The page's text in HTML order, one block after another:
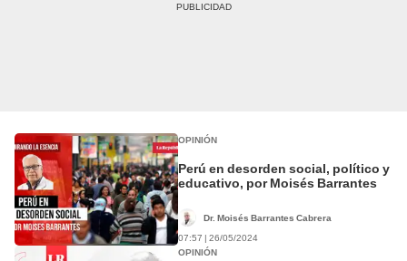
OPINIÓN
Perú en desorden social, político y
educativo, por Moisés Barrantes
Dr. Moisés Barrantes Cabrera
07:57 | 26/05/2024
OPINIÓN